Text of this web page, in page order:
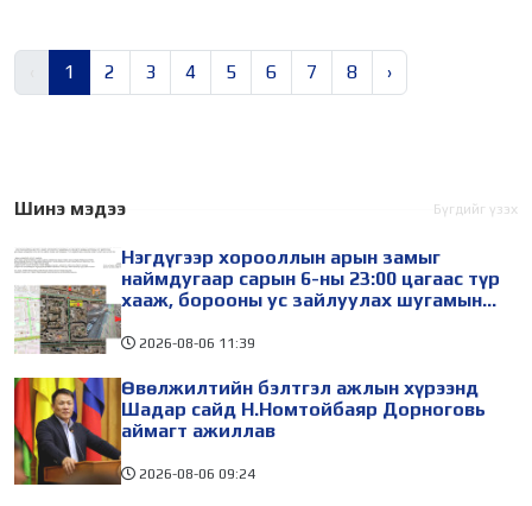
1 2 3 4 5 6 7 8 ›
Шинэ мэдээ Бүгдийг үзэх
Нэгдүгээр хорооллын арын замыг
наймдугаар сарын 6-ны 23:00 цагаас түр
хааж, борооны ус зайлуулах шугамын
2026-08-06 11:39
Өвөлжилтийн бэлтгэл ажлын хүрээнд
Шадар сайд Н.Номтойбаяр Дорноговь
аймагт ажиллав
2026-08-06 09:24